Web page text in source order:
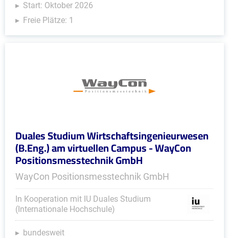
Start: Oktober 2026
Freie Plätze: 1
Duales Studium Wirtschaftsingenieurwesen
(B.Eng.) am virtuellen Campus - WayCon
Positionsmesstechnik GmbH
WayCon Positionsmesstechnik GmbH
In Kooperation mit IU Duales Studium
(Internationale Hochschule)
bundesweit